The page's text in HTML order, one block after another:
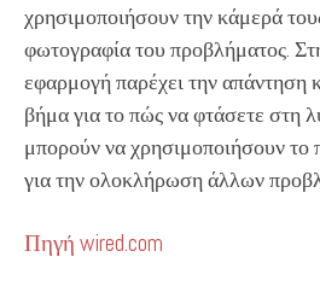
χρησιμοποιήσουν την κάμερά
φωτογραφία του προβλήματος.
εφαρμογή παρέχει την απάντηση
βήμα για το πώς να φτάσετε στη
μπορούν να χρησιμοποιήσουν το
για την ολοκλήρωση άλλων
Πηγή wired.com